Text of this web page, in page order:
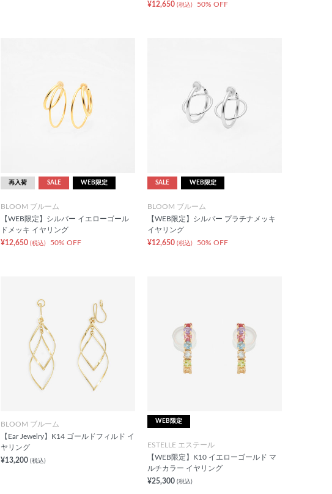
¥12,650 (税込) 50% OFF
再入荷 SALE WEB限定
BLOOM ブルーム
【WEB限定】シルバー イエローゴール
ドメッキ イヤリング
¥12,650 (税込) 50% OFF
SALE WEB限定
BLOOM ブルーム
【WEB限定】シルバー プラチナメッキ
イヤリング
¥12,650 (税込) 50% OFF
BLOOM ブルーム
【Ear Jewelry】K14 ゴールドフィルド イ
ヤリング
¥13,200 (税込)
WEB限定
ESTELLE エステール
【WEB限定】K10 イエローゴールド マ
ルチカラー イヤリング
¥25,300 (税込)